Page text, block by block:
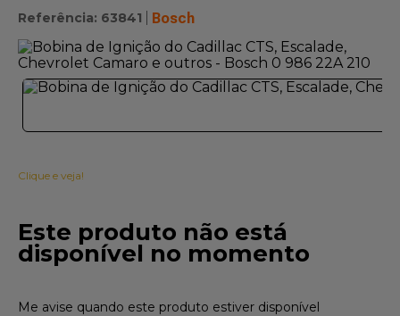
Referência: 63841 Bosch
Clique e veja!
Este produto não está
disponível no momento